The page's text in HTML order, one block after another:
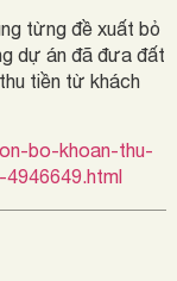
từng đề xuất bỏ
dự án đã đưa đất
tiền từ khách
bo-khoan-thu-